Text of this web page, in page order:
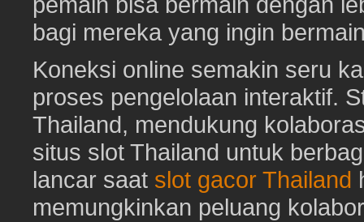
bagi mereka yang ingin
Koneksi online semakin seru
proses pengelolaan interaktif.
Thailand, mendukung
situs slot Thailand untuk
lancar saat slot gacor Thailand
memungkinkan peluang